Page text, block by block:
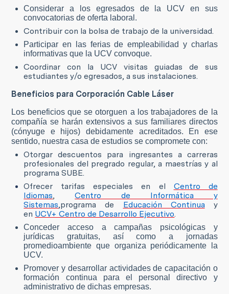
Considerar a los egresados de la UCV en sus
convocatorias de oferta laboral.
Contribuir con la bolsa de trabajo de la universidad.
Participar en las ferias de empleabilidad y charlas
informativas que la UCV convoque.
Coordinar con la UCV visitas guiadas de sus
estudiantes y/o egresados, a sus instalaciones.
Beneficios para Corporación Cable Láser
Los beneficios que se otorguen a los trabajadores de la
compañía se harán extensivos a sus familiares directos
(cónyuge e hijos) debidamente acreditados. En ese
sentido, nuestra casa de estudios se compromete con:
Otorgar descuentos para ingresantes a carreras
profesionales del pregrado regular, a maestrías y al
programa SUBE.
Ofrecer tarifas especiales en el Centro de
Idiomas,Centro de Informática y
Sistemas,programa de Educación Continua
y
en UCV+ Centro de Desarrollo Ejecutivo.
Conceder acceso a campañas psicológicas y
jurídicas gratuitas, así como a jornadas
promedioambiente que organiza periódicamente la
UCV.
Promover y desarrollar actividades de capacitación o
formación continua para el personal directivo y
administrativo de dichas empresas.